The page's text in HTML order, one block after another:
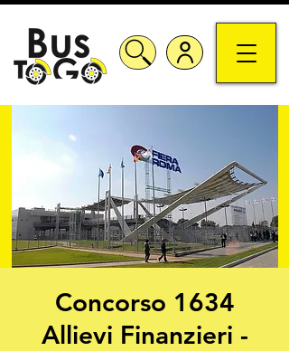
Concorso 1634
Allievi Finanzieri -